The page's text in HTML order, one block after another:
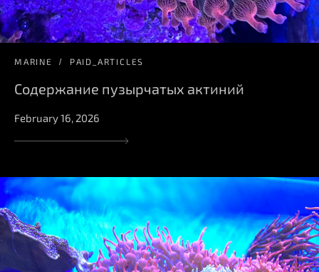
MARINE PAID_ARTICLES
Содержание пузырчатых актиний
February 16, 2026